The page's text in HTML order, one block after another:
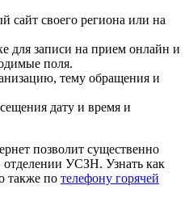
сайт своего региона или на
для записи на прием онлайн и
поля.
тему обращения и
дату и время и
позволит существенно
УСЗН. Узнать как
также по телефону горячей